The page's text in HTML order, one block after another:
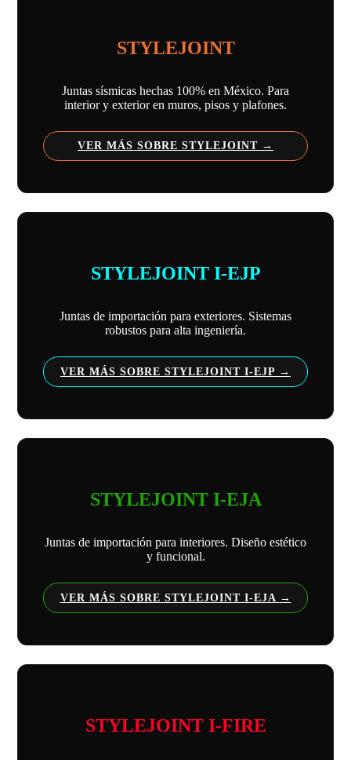
STYLEJOINT
Juntas sísmicas hechas 100% en México. Para
interior y exterior en muros, pisos y plafones.
VER MÁS SOBRE STYLEJOINT
STYLEJOINT I-EJP
Juntas de importación para exteriores. Sistemas
robustos para alta ingeniería.
VER MÁS SOBRE STYLEJOINT I-EJP
STYLEJOINT I-EJA
Juntas de importación para interiores. Diseño estético
y funcional.
VER MÁS SOBRE STYLEJOINT I-EJA
STYLEJOINT I-FIRE